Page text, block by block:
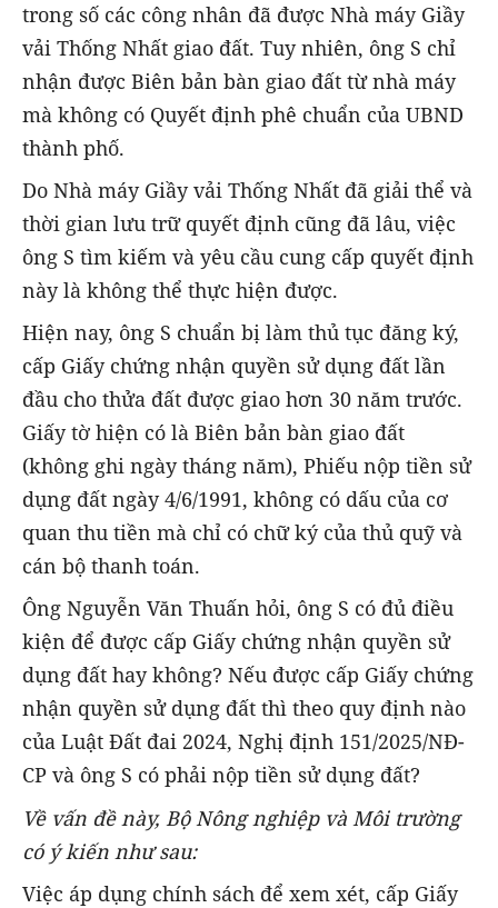
trong số các công nhân đã được Nhà máy Giầy
vải Thống Nhất giao đất. Tuy nhiên, ông S chỉ
nhận được Biên bản bàn giao đất từ nhà máy
mà không có Quyết định phê chuẩn của UBND
thành phố.
Do Nhà máy Giầy vải Thống Nhất đã giải thể và
thời gian lưu trữ quyết định cũng đã lâu, việc
ông S tìm kiếm và yêu cầu cung cấp quyết định
này là không thể thực hiện được.
Hiện nay, ông S chuẩn bị làm thủ tục đăng ký,
cấp Giấy chứng nhận quyền sử dụng đất lần
đầu cho thửa đất được giao hơn 30 năm trước.
Giấy tờ hiện có là Biên bản bàn giao đất
(không ghi ngày tháng năm), Phiếu nộp tiền sử
dụng đất ngày 4/6/1991, không có dấu của cơ
quan thu tiền mà chỉ có chữ ký của thủ quỹ và
cán bộ thanh toán.
Ông Nguyễn Văn Thuấn hỏi, ông S có đủ điều
kiện để được cấp Giấy chứng nhận quyền sử
dụng đất hay không? Nếu được cấp Giấy chứng
nhận quyền sử dụng đất thì theo quy định nào
của Luật Đất đai 2024, Nghị định 151/2025/NĐ-
CP và ông S có phải nộp tiền sử dụng đất?
Về vấn đề này, Bộ Nông nghiệp và Môi trường
có ý kiến như sau:
Việc áp dụng chính sách để xem xét, cấp Giấy